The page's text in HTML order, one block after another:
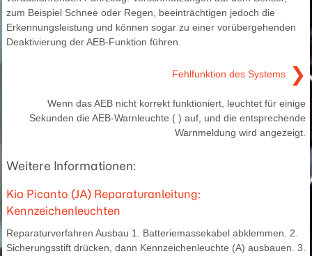
zum Beispiel Schnee oder Regen, beeinträchtigen jedoch die
Erkennungsleistung und können sogar zu einer vorübergehenden
Deaktivierung der AEB-Funktion führen.
Fehlfunktion des Systems ❯
Wenn das AEB nicht korrekt funktioniert, leuchtet für einige
Sekunden die AEB-Warnleuchte ( ) auf, und die entsprechende
Warnmeldung wird angezeigt.
Weitere Informationen:
Kia Picanto (JA) Reparaturanleitung:
Kennzeichenleuchten
Reparaturverfahren Ausbau 1. Batteriemassekabel abklemmen. 2.
Sicherungsstift drücken, dann Kennzeichenleuchte (A) ausbauen. 3.